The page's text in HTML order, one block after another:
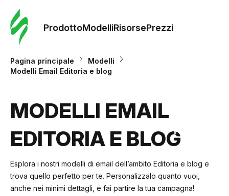
ProdottoModelliRisorsePrezzi
Prezzi
Pagina principale
Modelli
Modelli Email Editoria e blog
MODELLI EMAIL
EDITORIA E BLOG
Esplora i nostri modelli di email dell’ambito Editoria e blog e
trova quello perfetto per te. Personalizzalo quanto vuoi,
anche nei minimi dettagli, e fai partire la tua campagna!